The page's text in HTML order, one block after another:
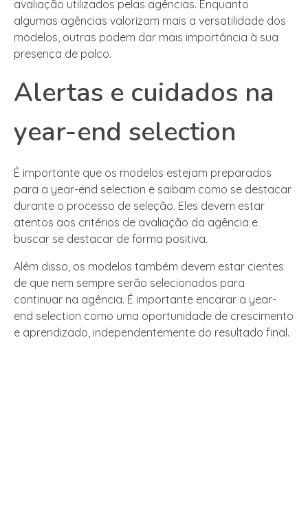
avaliação utilizados pelas agências. Enquanto
algumas agências valorizam mais a versatilidade dos
modelos, outras podem dar mais importância à sua
presença de palco.
Alertas e cuidados na
year-end selection
É importante que os modelos estejam preparados
para a year-end selection e saibam como se destacar
durante o processo de seleção. Eles devem estar
atentos aos critérios de avaliação da agência e
buscar se destacar de forma positiva.
Além disso, os modelos também devem estar cientes
de que nem sempre serão selecionados para
continuar na agência. É importante encarar a year-
end selection como uma oportunidade de crescimento
e aprendizado, independentemente do resultado final.